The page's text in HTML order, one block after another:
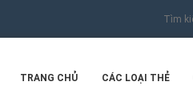
TRANG CHỦ CÁC LOẠI THẺ